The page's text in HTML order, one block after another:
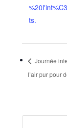
ts.
Journée
l’air pur pour